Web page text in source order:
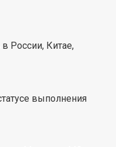
России, Китае,
выполнения